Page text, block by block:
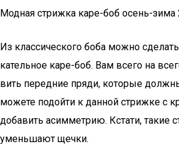
Модная стрижка каре-боб осень-зима
Из клас­си­че­ско­го боба мож­но
ка­тель­ное каре-боб. Вам все­го на
вить перед­ние пря­ди, кото­рые
може­те подой­ти к дан­ной стриж­ке с
доба­вить асим­мет­рию. Кста­ти, такие
умень­ша­ют щечки.